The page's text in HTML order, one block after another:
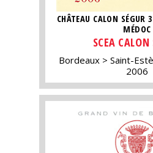
CHÂTEAU CALON SÉGUR
MÉDOC
SCEA CALON
Bordeaux Saint-
2006